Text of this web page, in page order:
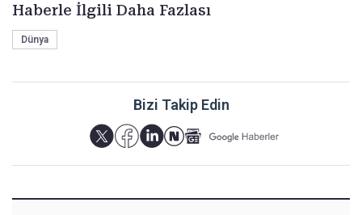
Haberle İlgili Daha Fazlası
Dünya
Bizi Takip Edin